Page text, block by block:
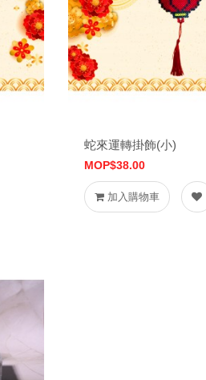
蛇來運轉掛飾(小)
MOP$38.00
加入購物車